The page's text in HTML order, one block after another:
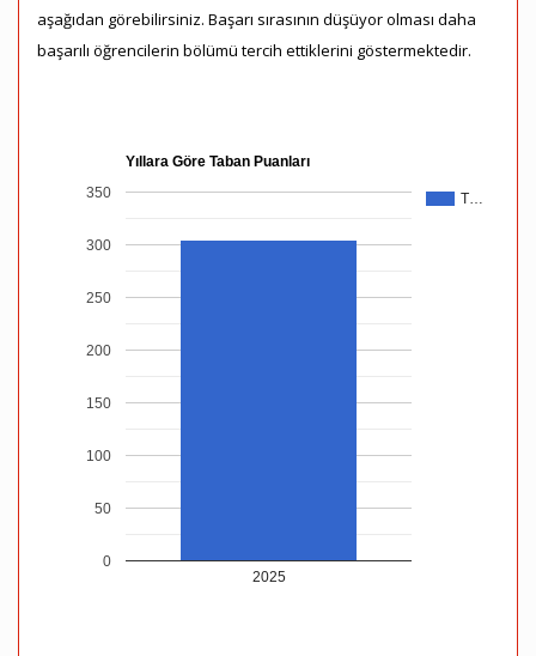
aşağıdan görebilirsiniz. Başarı sırasının düşüyor olması daha
başarılı öğrencilerin bölümü tercih ettiklerini göstermektedir.
Yıllara Göre Taban Puanları
T…
2025
0
50
100
150
200
250
300
350